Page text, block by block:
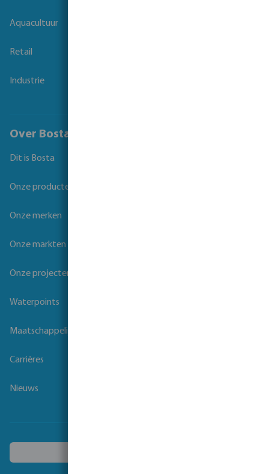
Aquacultuur
Retail
Industrie
Over Bosta
Dit is Bosta
Onze producten
Onze merken
Onze markten
Onze projecten
Waterpoints
Maatschappelijk verantwoord ondernemen
Carrières
Nieuws